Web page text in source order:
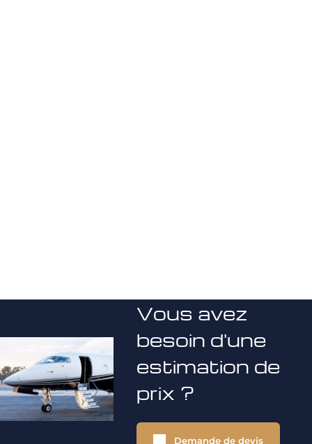
Vous avez
besoin d'une
estimation de
prix ?
Demande de devis